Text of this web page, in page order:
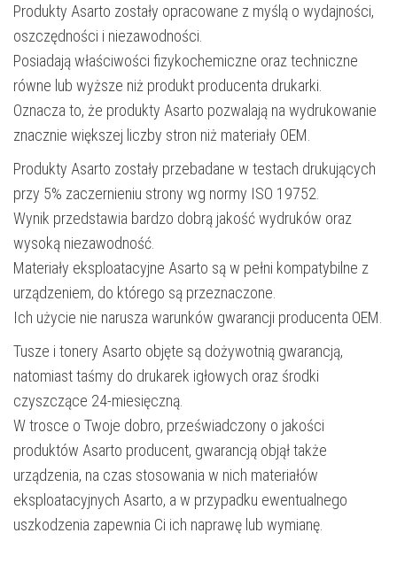
Produkty Asarto zostały opracowane z myślą o wydajności,
oszczędności i niezawodności.
Posiadają właściwości fizykochemiczne oraz techniczne
równe lub wyższe niż produkt producenta drukarki.
Oznacza to, że produkty Asarto pozwalają na wydrukowanie
znacznie większej liczby stron niż materiały OEM.
Produkty Asarto zostały przebadane w testach drukujących
przy 5% zaczernieniu strony wg normy ISO 19752.
Wynik przedstawia bardzo dobrą jakość wydruków oraz
wysoką niezawodność.
Materiały eksploatacyjne Asarto są w pełni kompatybilne z
urządzeniem, do którego są przeznaczone.
Ich użycie nie narusza warunków gwarancji producenta OEM.
Tusze i tonery Asarto objęte są dożywotnią gwarancją,
natomiast taśmy do drukarek igłowych oraz środki
czyszczące 24-miesięczną.
W trosce o Twoje dobro, przeświadczony o jakości
produktów Asarto producent, gwarancją objął także
urządzenia, na czas stosowania w nich materiałów
eksploatacyjnych Asarto, a w przypadku ewentualnego
uszkodzenia zapewnia Ci ich naprawę lub wymianę.